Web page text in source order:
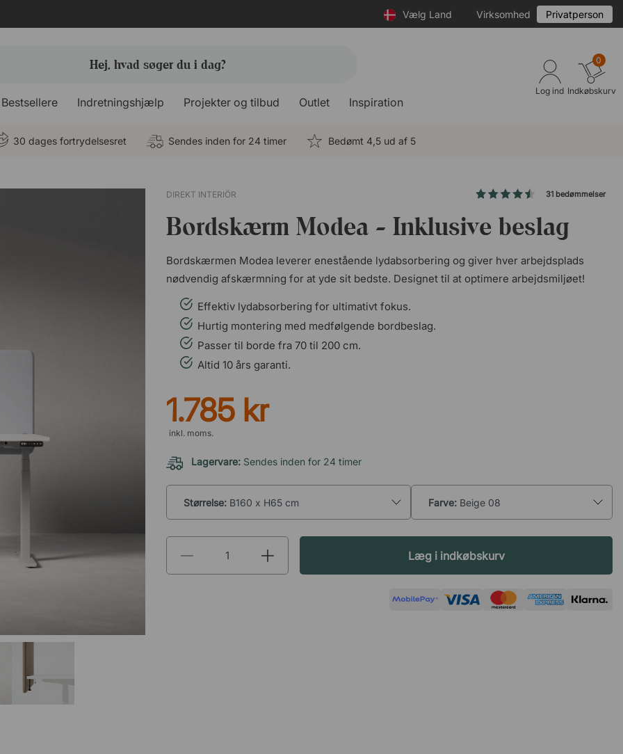
Vælg Land Virksomhed Privatperson
Bestsellere Indretningshjælp Projekter og tilbud Outlet Inspiration
Log ind
0
Indkøbskurv
30 dages fortrydelsesret Sendes inden for 24 timer Bedømt 4,5 ud af 5
DIREKT INTERIÖR 31 bedømmelser
Bordskærm Modea - Inklusive beslag
Bordskærmen Modea leverer enestående lydabsorbering og giver hver arbejdsplads
nødvendig afskærmning for at yde sit bedste. Designet til at optimere arbejdsmiljøet!
Effektiv lydabsorbering for ultimativt fokus.
Hurtig montering med medfølgende bordbeslag.
Passer til borde fra 70 til 200 cm.
Altid 10 års garanti.
1.785 kr
inkl. moms.
Lagervare: Sendes inden for 24 timer
Størrelse: B160 x H65 cm Farve: Beige 08
Læg i indkøbskurv